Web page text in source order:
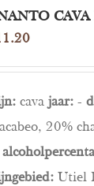
cavajaar: -
20%
Utiel